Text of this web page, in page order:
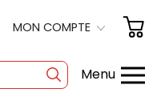
MON COMPTE
Menu